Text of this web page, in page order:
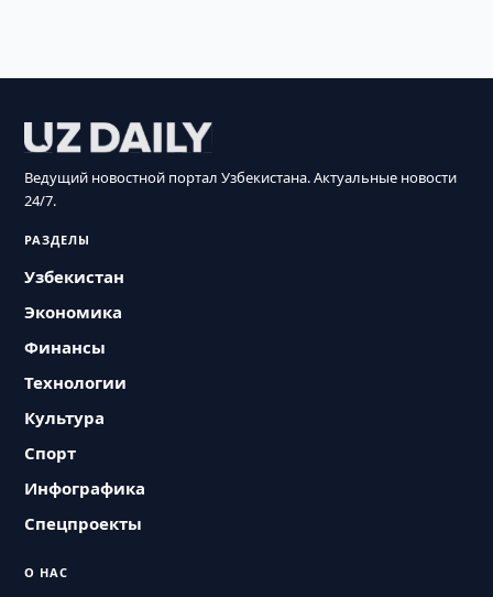
Ведущий новостной портал Узбекистана. Актуальные новости
24/7.
РАЗДЕЛЫ
Узбекистан
Экономика
Финансы
Технологии
Культура
Спорт
Инфографика
Спецпроекты
О НАС